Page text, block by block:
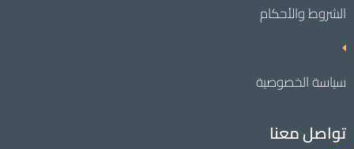
الشروط والأحكام
سياسة الخصوصية
تواصل معنا